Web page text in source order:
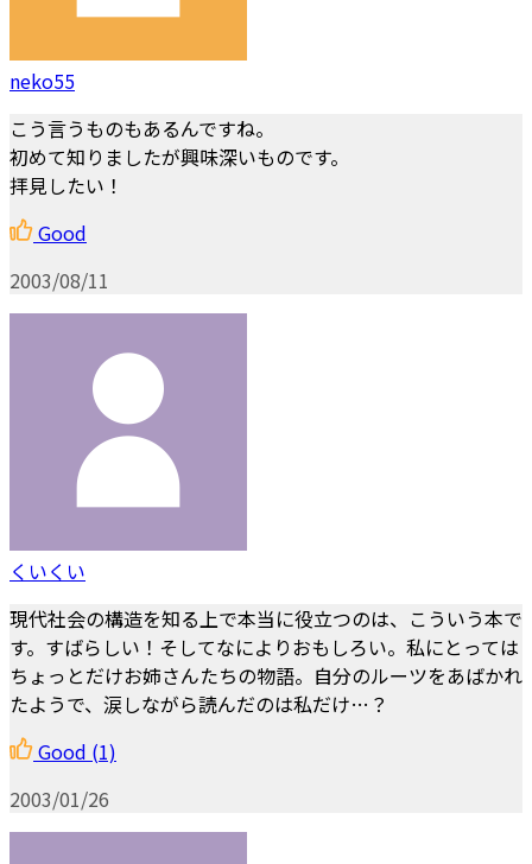
neko55
こう言うものもあるんですね。
初めて知りましたが興味深いものです。
拝見したい！
Good
2003/08/11
くいくい
現代社会の構造を知る上で本当に役立つのは、こういう本で
す。すばらしい！そしてなによりおもしろい。私にとっては
ちょっとだけお姉さんたちの物語。自分のルーツをあばかれ
たようで、涙しながら読んだのは私だけ…？
Good (1)
2003/01/26